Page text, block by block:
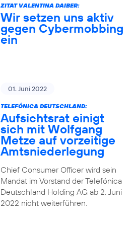
ZITAT VALENTINA DAIBER:
Wir setzen uns aktiv
gegen Cybermobbing
ein
01. Juni 2022
TELEFÓNICA DEUTSCHLAND:
Aufsichtsrat einigt
sich mit Wolfgang
Metze auf vorzeitige
Amtsniederlegung
Chief Consumer Officer wird sein
Mandat im Vorstand der Telefónica
Deutschland Holding AG ab 2. Juni
2022 nicht weiterführen.